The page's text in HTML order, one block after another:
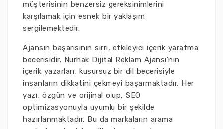
müşterisinin benzersiz gereksinimlerini
karşılamak için esnek bir yaklaşım
sergilemektedir.
Ajansın başarısının sırrı, etkileyici içerik yaratma
becerisidir. Nurhak Dijital Reklam Ajansı'nın
içerik yazarları, kusursuz bir dil becerisiyle
insanların dikkatini çekmeyi başarmaktadır. Her
yazı, özgün ve orijinal olup, SEO
optimizasyonuyla uyumlu bir şekilde
hazırlanmaktadır. Bu da markaların arama